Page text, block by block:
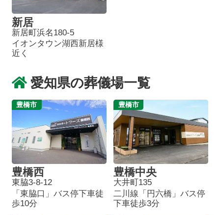
新居
新居町浜名180-5
イオンタウン湖西新居様
近く
愛知県の葬儀場一覧
豊橋市
豊橋西
東脇3-8-12
「東脇口」バス停下車徒
歩10分
豊橋市
豊橋中央
大井町135
二川線「円六橋」バス停
下車徒歩3分